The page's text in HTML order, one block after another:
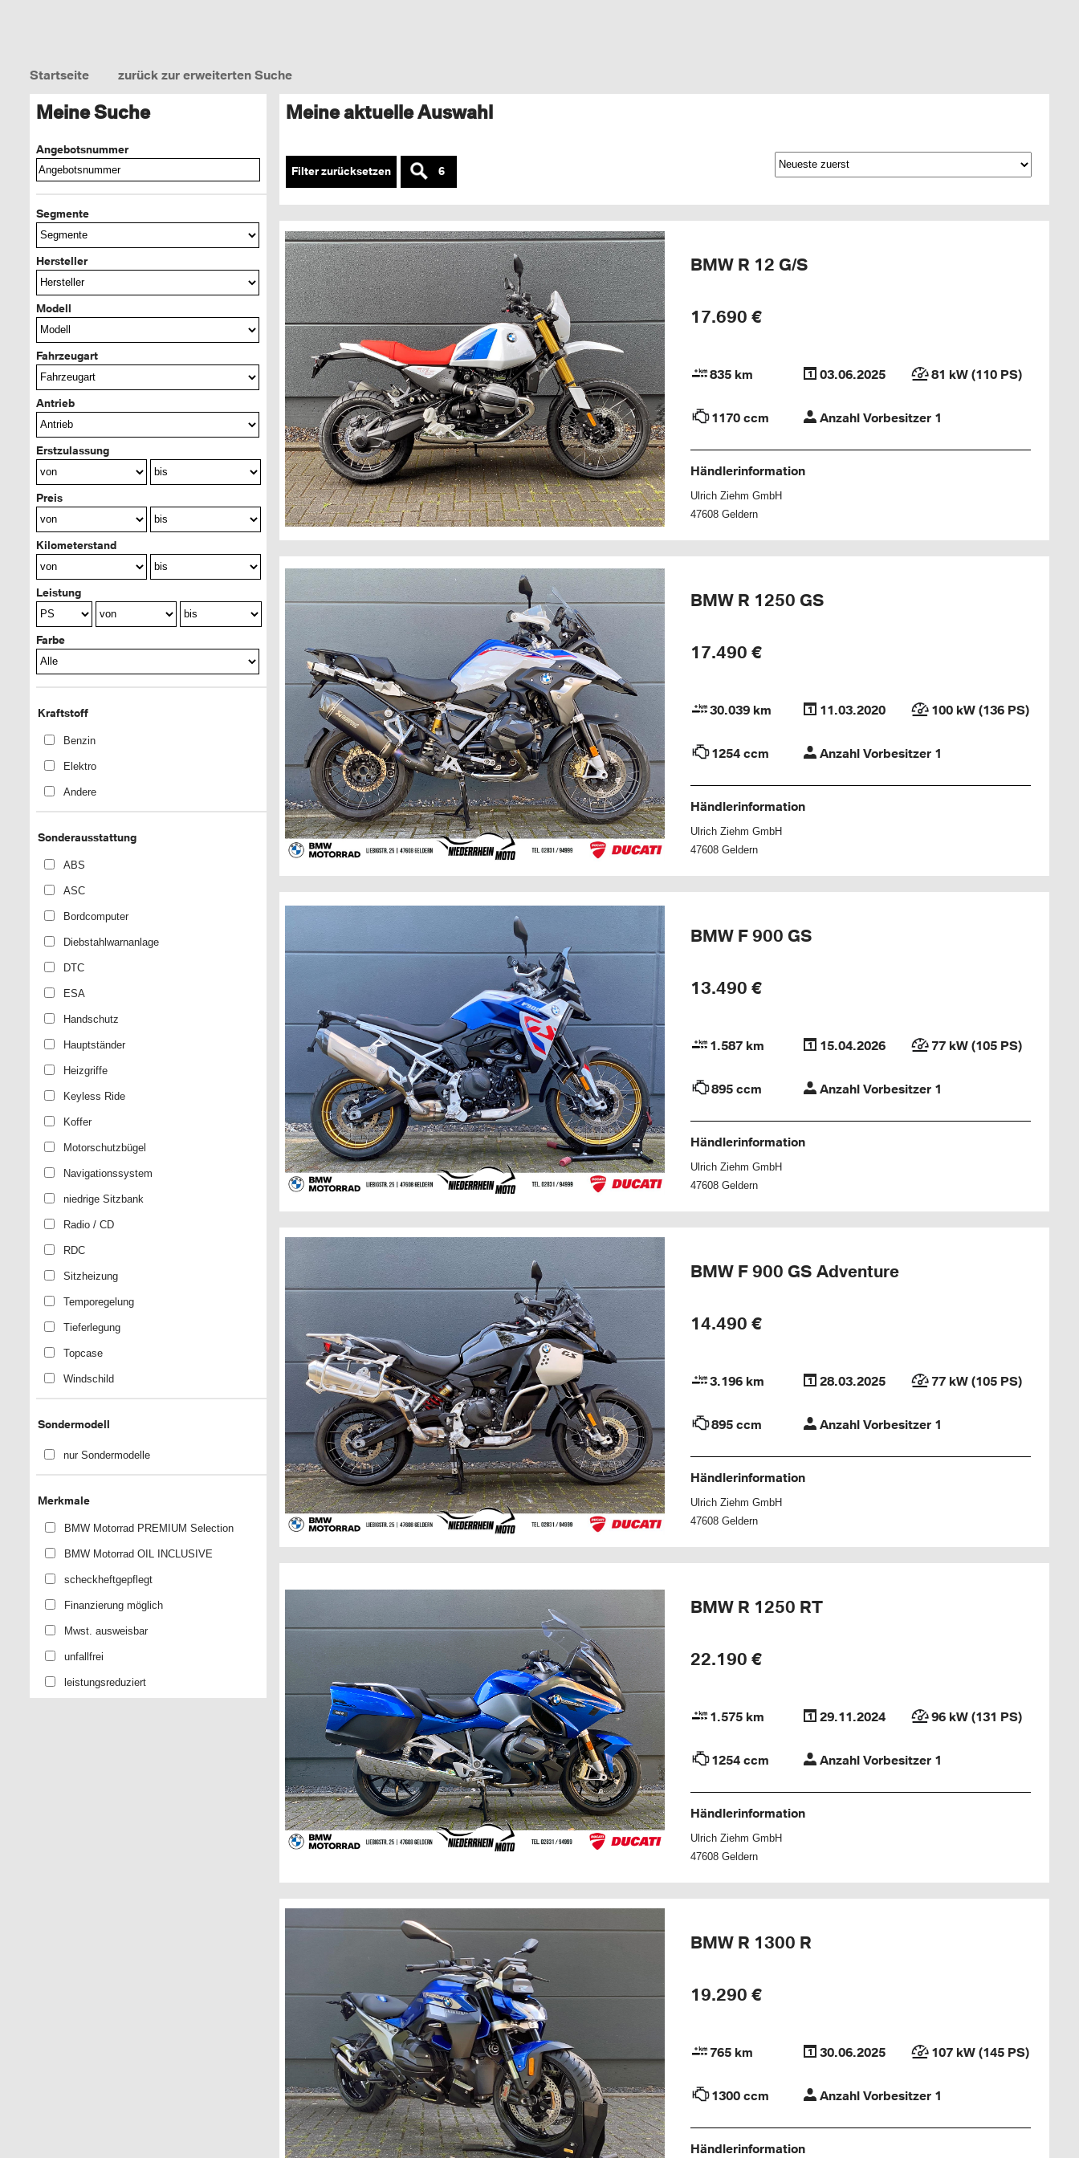
Startseite zurück zur erweiterten Suche
Meine Suche
Angebotsnummer
Segmente
Hersteller
Modell
Fahrzeugart
Antrieb
Erstzulassung
Preis
Kilometerstand
Leistung
Farbe
Kraftstoff
Benzin
Elektro
Andere
Sonderausstattung
ABS
ASC
Bordcomputer
Diebstahlwarnanlage
DTC
ESA
Handschutz
Hauptständer
Heizgriffe
Keyless Ride
Koffer
Motorschutzbügel
Navigationssystem
niedrige Sitzbank
Radio / CD
RDC
Sitzheizung
Temporegelung
Tieferlegung
Topcase
Windschild
Sondermodell
nur Sondermodelle
Merkmale
BMW Motorrad PREMIUM Selection
BMW Motorrad OIL INCLUSIVE
scheckheftgepflegt
Finanzierung möglich
Mwst. ausweisbar
unfallfrei
leistungsreduziert
Meine aktuelle Auswahl
Filter zurücksetzen 6
BMW R 12 G/S
17.690 €
835 km 03.06.2025 81 kW (110 PS)
1170 ccm Anzahl Vorbesitzer 1
Händlerinformation
Ulrich Ziehm GmbH
47608 Geldern
BMW R 1250 GS
17.490 €
30.039 km 11.03.2020 100 kW (136 PS)
1254 ccm Anzahl Vorbesitzer 1
Händlerinformation
Ulrich Ziehm GmbH
47608 Geldern
BMW F 900 GS
13.490 €
1.587 km 15.04.2026 77 kW (105 PS)
895 ccm Anzahl Vorbesitzer 1
Händlerinformation
Ulrich Ziehm GmbH
47608 Geldern
BMW F 900 GS Adventure
14.490 €
3.196 km 28.03.2025 77 kW (105 PS)
895 ccm Anzahl Vorbesitzer 1
Händlerinformation
Ulrich Ziehm GmbH
47608 Geldern
BMW R 1250 RT
22.190 €
1.575 km 29.11.2024 96 kW (131 PS)
1254 ccm Anzahl Vorbesitzer 1
Händlerinformation
Ulrich Ziehm GmbH
47608 Geldern
BMW R 1300 R
19.290 €
765 km 30.06.2025 107 kW (145 PS)
1300 ccm Anzahl Vorbesitzer 1
Händlerinformation